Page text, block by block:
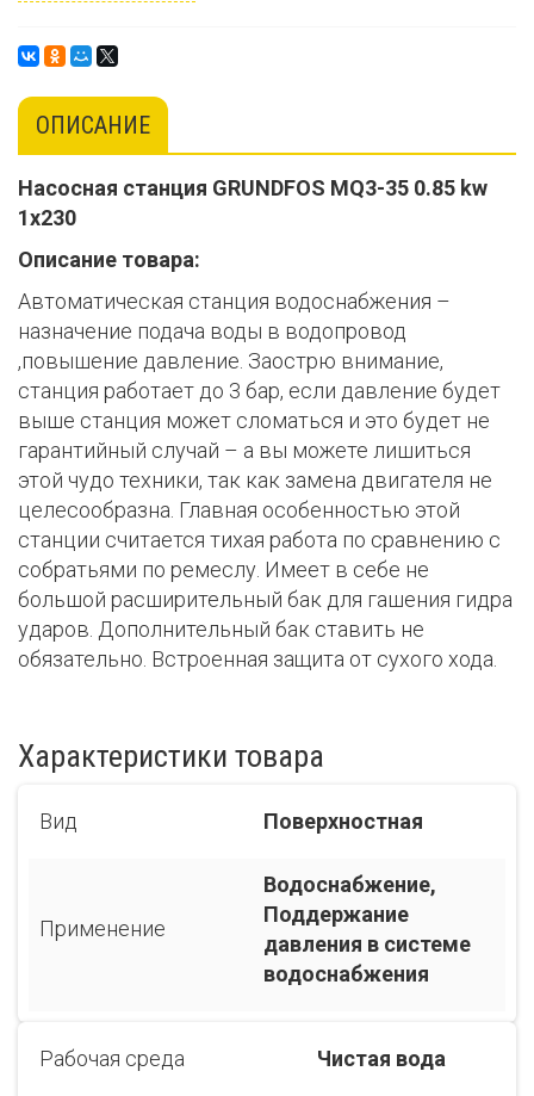
ОПИСАНИЕ
Насосная станция GRUNDFOS MQ3-35 0.85 kw
1х230
Описание товара:
Автоматическая станция водоснабжения –
назначение подача воды в водопровод
,повышение давление. Заострю внимание,
станция работает до 3 бар, если давление будет
выше станция может сломаться и это будет не
гарантийный случай – а вы можете лишиться
этой чудо техники, так как замена двигателя не
целесообразна. Главная особенностью этой
станции считается тихая работа по сравнению с
собратьями по ремеслу. Имеет в себе не
большой расширительный бак для гашения гидра
ударов. Дополнительный бак ставить не
обязательно. Встроенная защита от сухого хода.
Характеристики товара
Вид Поверхностная
Применение
Водоснабжение,
Поддержание
давления в системе
водоснабжения
Рабочая среда Чистая вода